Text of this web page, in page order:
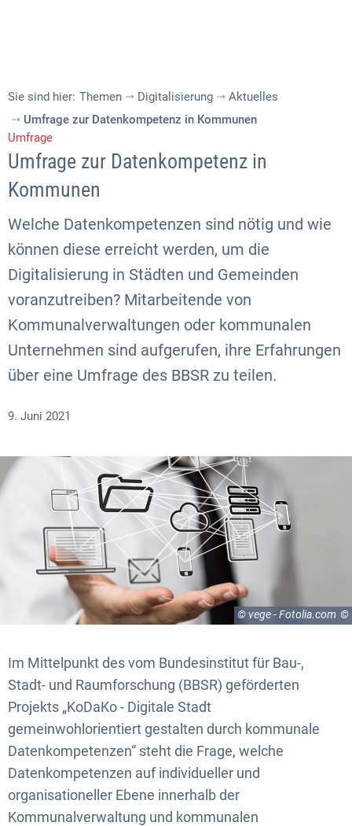
Sie sind hier: Themen Digitalisierung
Aktuelles
Umfrage zur Datenkompetenz in Kommunen
Umfrage
Umfrage zur Datenkompetenz in
Kommunen
Welche Datenkompetenzen sind nötig und wie
können diese erreicht werden, um die
Digitalisierung in Städten und Gemeinden
voranzutreiben? Mitarbeitende von
Kommunalverwaltungen oder kommunalen
Unternehmen sind aufgerufen, ihre Erfahrungen
über eine Umfrage des BBSR zu teilen.
9. Juni 2021
© vege - Fotolia.com
Im Mittelpunkt des vom Bundesinstitut für Bau-,
Stadt- und Raumforschung (BBSR) geförderten
Projekts „KoDaKo - Digitale Stadt
gemeinwohlorientiert gestalten durch kommunale
Datenkompetenzen“ steht die Frage, welche
Datenkompetenzen auf individueller und
organisationeller Ebene innerhalb der
Kommunalverwaltung und kommunalen